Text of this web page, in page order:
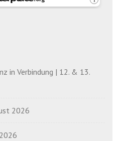
in Verbindung | 12. & 13.
2026